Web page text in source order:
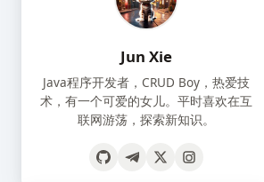
Jun Xie
Java程序开发者，CRUD Boy，热爱技
术，有一个可爱的女儿。平时喜欢在互
联网游荡，探索新知识。